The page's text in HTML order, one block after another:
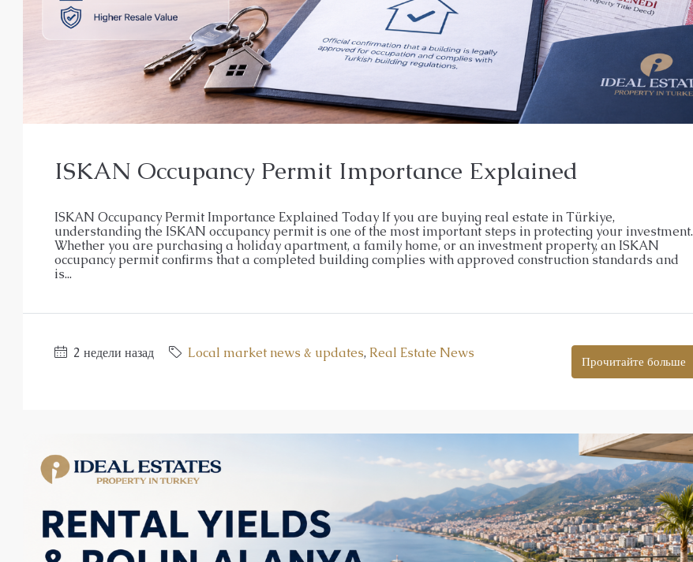
ISKAN Occupancy Permit Importance Explained
ISKAN Occupancy Permit Importance Explained Today If you are buying real estate in Türkiye,
understanding the ISKAN occupancy permit is one of the most important steps in protecting your investment.
Whether you are purchasing a holiday apartment, a family home, or an investment property, an ISKAN
occupancy permit confirms that a completed building complies with approved construction standards and
is...
2 недели назад Local market news & updates, Real Estate News
Прочитайте больше